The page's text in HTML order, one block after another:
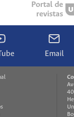
Portal de
revistas
Email